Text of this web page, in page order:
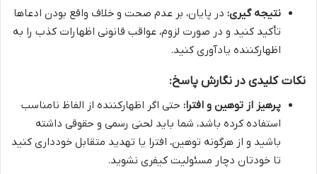
نتیجه گیری: در پایان، بر عدم صحت و خلاف واقع بودن ادعاها
تأکید کنید و در صورت لزوم، عواقب قانونی اظهارات کذب را به
اظهارکننده یادآوری کنید.
نکات کلیدی در نگارش پاسخ:
پرهیز از توهین و افترا: حتی اگر اظهارکننده از الفاظ نامناسب
استفاده کرده باشد، شما باید لحنی رسمی و حقوقی داشته
باشید و از هرگونه توهین، افترا یا تهدید متقابل خودداری کنید
تا خودتان دچار مسئولیت کیفری نشوید.